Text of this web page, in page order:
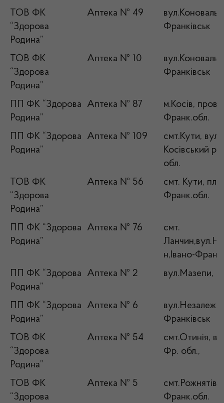
ТОВ ФК
“Здорова
Родина”
Аптека № 49
Франківськ
ТОВ ФК
“Здорова
Родина”
Аптека № 10
Франківськ
ПП ФК “Здорова
Родина”
Аптека № 87
м.Косів,
Франк.обл.
ПП ФК “Здорова
Родина”
Аптека № 109
смт.Кути, вул.
Косівський р-
обл.
ТОВ ФК
“Здорова
Родина”
Аптека № 56
смт. Кути,
Франк.обл.
ПП ФК “Здорова
Родина”
Аптека № 76
смт.
н,Івано-
ПП ФК “Здорова
Родина”
Аптека № 2 вул.Мазепи,
ПП ФК “Здорова
Родина”
Аптека № 6
Франківськ
ТОВ ФК
“Здорова
Родина”
Аптека № 54
смт.Отинія,
Фр. обл.,
ТОВ ФК
“Здорова
Аптека № 5
смт.Рожнятів
Франк.обл.